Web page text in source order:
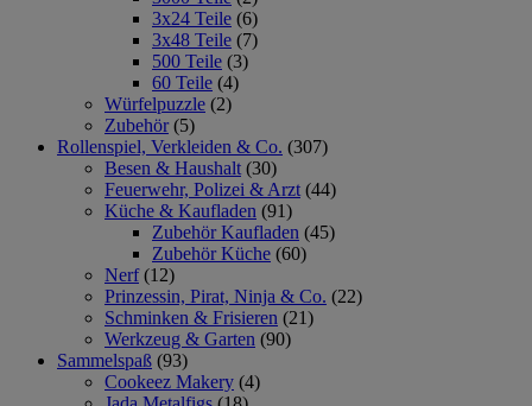
3x24 Teile (6)
3x48 Teile (7)
500 Teile (3)
60 Teile (4)
Würfelpuzzle (2)
Zubehör (5)
Rollenspiel, Verkleiden & Co. (307)
Besen & Haushalt (30)
Feuerwehr, Polizei & Arzt (44)
Küche & Kaufladen (91)
Zubehör Kaufladen (45)
Zubehör Küche (60)
Nerf (12)
Prinzessin, Pirat, Ninja & Co. (22)
Schminken & Frisieren (21)
Werkzeug & Garten (90)
Sammelspaß (93)
Cookeez Makery (4)